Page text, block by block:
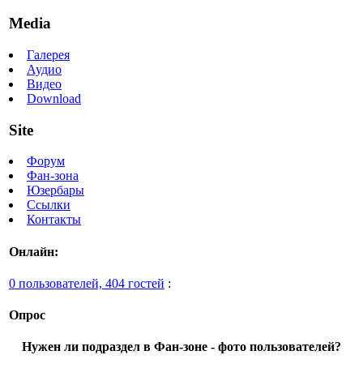
Media
Галерея
Аудио
Видео
Download
Site
Форум
Фан-зона
Юзербары
Ссылки
Контакты
Онлайн:
0 пользователей, 404 гостей :
Опрос
Нужен ли подраздел в Фан-зоне - фото пользователей?